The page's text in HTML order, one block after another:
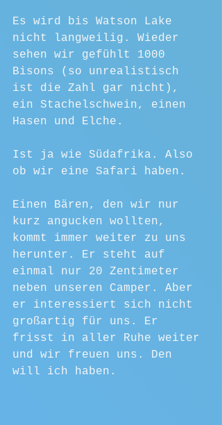
Es wird bis Watson Lake
nicht langweilig. Wieder
sehen wir gefühlt 1000
Bisons (so unrealistisch
ist die Zahl gar nicht),
ein Stachelschwein, einen
Hasen und Elche.
Ist ja wie Südafrika. Also
ob wir eine Safari haben.
Einen Bären, den wir nur
kurz angucken wollten,
kommt immer weiter zu uns
herunter. Er steht auf
einmal nur 20 Zentimeter
neben unseren Camper. Aber
er interessiert sich nicht
großartig für uns. Er
frisst in aller Ruhe weiter
und wir freuen uns. Den
will ich haben.